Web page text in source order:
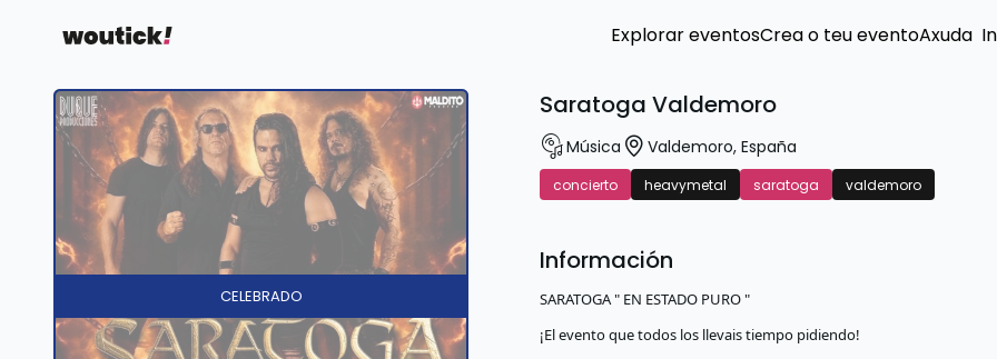
Explorar eventosCrea o teu eventoAxuda
CELEBRADO
Saratoga Valdemoro
Música Valdemoro, España
concierto heavymetal saratoga valdemoro
Información
SARATOGA " EN ESTADO PURO "
¡El evento que todos los llevais tiempo pidiendo!